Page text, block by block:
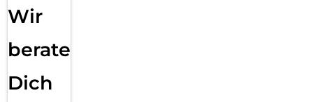
Wir
beraten
Dich